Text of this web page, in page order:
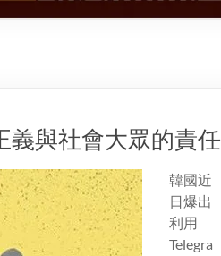
義與社會大眾的責任
韓國近
日爆出
利用
Telegra